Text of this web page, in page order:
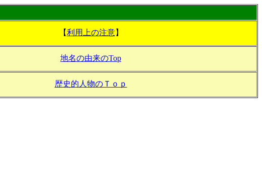
【利用上の注意】
地名の由来のTop
歴史的人物のＴｏｐ